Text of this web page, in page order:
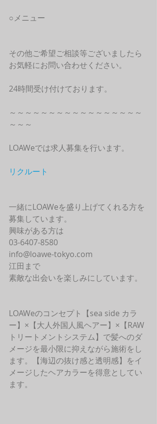
○メニュー
その他ご希望ご相談等ございましたら
お気軽にお問い合わせください。
24時間受け付けております。
～～～～～～～～～～～～～～～～～
～～～
LOAWeでは求人募集を行います。
リクルート
一緒にLOAWeを盛り上げてくれる方を
募集しています。
興味がある方は
03-6407-8580
info@loawe-tokyo.com
江田まで
素敵な出会いを楽しみにしています。
LOAWeのコンセプト【sea side カラ
ー】×【大人外国人風ヘアー】×【RAW
トリートメントシステム】で髪へのダ
メージを最小限に抑えながら施術をし
ます。【海辺の抜け感と透明感】をイ
メージしたヘアカラーを得意としてい
ます。